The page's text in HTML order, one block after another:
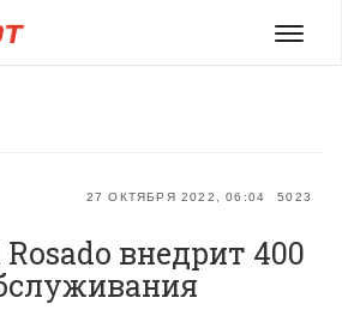
Меню
27 ОКТЯБРЯ 2022, 06:04 5023
внедрит 400